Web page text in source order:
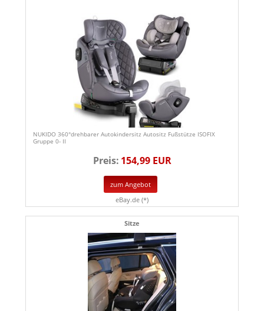
NUKIDO 360°drehbarer Autokindersitz Autositz Fußstütze ISOFIX
Gruppe 0- II
Preis: 154,99 EUR
zum Angebot
eBay.de (*)
Sitze